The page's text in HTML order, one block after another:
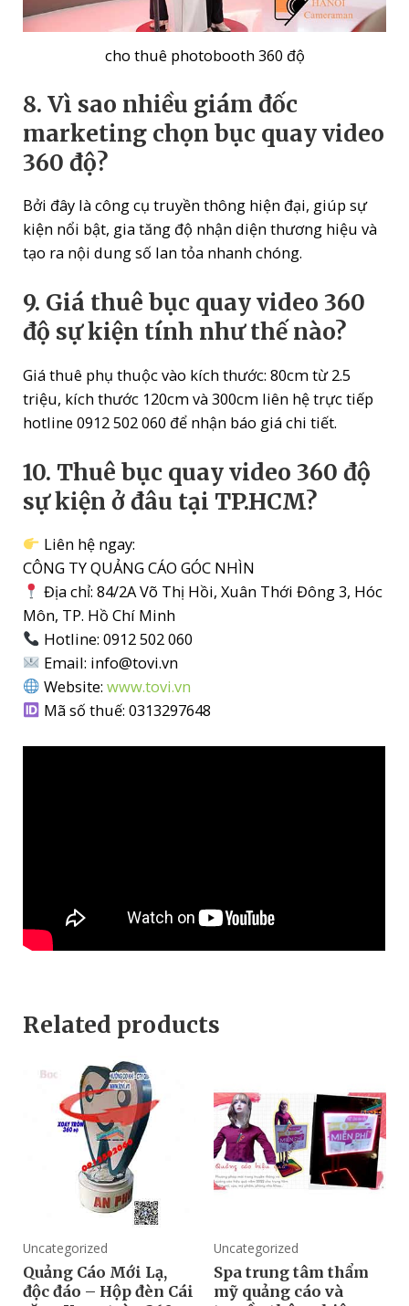
cho thuê photobooth 360 độ
8. Vì sao nhiều giám đốc
marketing chọn bục quay video
360 độ?
Bởi đây là công cụ truyền thông hiện đại, giúp sự
kiện nổi bật, gia tăng độ nhận diện thương hiệu và
tạo ra nội dung số lan tỏa nhanh chóng.
9. Giá thuê bục quay video 360
độ sự kiện tính như thế nào?
Giá thuê phụ thuộc vào kích thước: 80cm từ 2.5
triệu, kích thước 120cm và 300cm liên hệ trực tiếp
hotline 0912 502 060 để nhận báo giá chi tiết.
10. Thuê bục quay video 360 độ
sự kiện ở đâu tại TP.HCM?
Liên hệ ngay:
CÔNG TY QUẢNG CÁO GÓC NHÌN
Địa chỉ: 84/2A Võ Thị Hồi, Xuân Thới Đông 3, Hóc
Môn, TP. Hồ Chí Minh
Hotline: 0912 502 060
Email: info@tovi.vn
Website: www.tovi.vn
Mã số thuế: 0313297648
Related products
Uncategorized
Quảng Cáo Mới Lạ,
độc đáo – Hộp đèn Cái
Uncategorized
Spa trung tâm thẩm
mỹ quảng cáo và